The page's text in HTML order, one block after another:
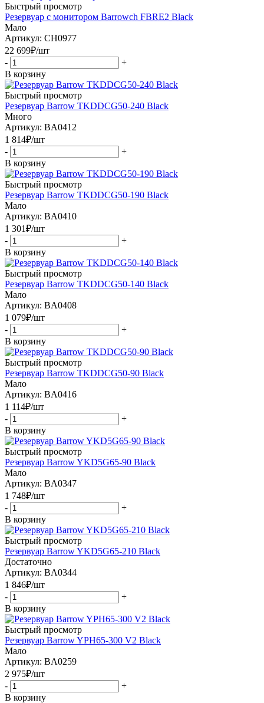
Быстрый просмотр
Резервуар с монитором Barrowch FBRE2 Black
Мало
Артикул: CH0977
22 699₽/шт
-
+
В корзину
Быстрый просмотр
Резервуар Barrow TKDDCG50-240 Black
Много
Артикул: BA0412
1 814₽/шт
-
+
В корзину
Быстрый просмотр
Резервуар Barrow TKDDCG50-190 Black
Мало
Артикул: BA0410
1 301₽/шт
-
+
В корзину
Быстрый просмотр
Резервуар Barrow TKDDCG50-140 Black
Мало
Артикул: BA0408
1 079₽/шт
-
+
В корзину
Быстрый просмотр
Резервуар Barrow TKDDCG50-90 Black
Мало
Артикул: BA0416
1 114₽/шт
-
+
В корзину
Быстрый просмотр
Резервуар Barrow YKD5G65-90 Black
Мало
Артикул: BA0347
1 748₽/шт
-
+
В корзину
Быстрый просмотр
Резервуар Barrow YKD5G65-210 Black
Достаточно
Артикул: BA0344
1 846₽/шт
-
+
В корзину
Быстрый просмотр
Резервуар Barrow YPH65-300 V2 Black
Мало
Артикул: BA0259
2 975₽/шт
-
+
В корзину